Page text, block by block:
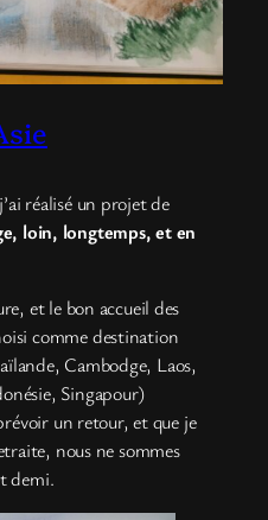
réalisé un projet de
loin, longtemps, et en
et le bon accueil des
comme destination
Cambodge, Laos,
Singapour)
un retour, et que je
nous ne sommes
demi.